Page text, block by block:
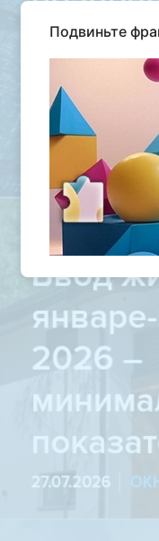
Подвиньте